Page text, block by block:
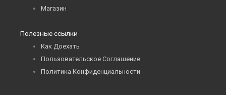
Магазин
Полезные ссылки
Как Доехать
Пользовательское Соглашение
Политика Конфиденциальности